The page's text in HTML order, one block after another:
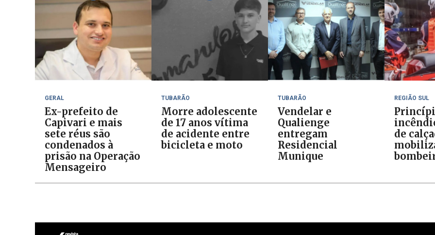
GERAL
Ex-prefeito de
Capivari e mais
sete réus são
condenados à
prisão na Operação
Mensageiro
TUBARÃO
Morre adolescente
de 17 anos vítima
de acidente entre
bicicleta e moto
TUBARÃO
Vendelar e
Qualienge
entregam
Residencial
Munique
REGIÃO SUL
de